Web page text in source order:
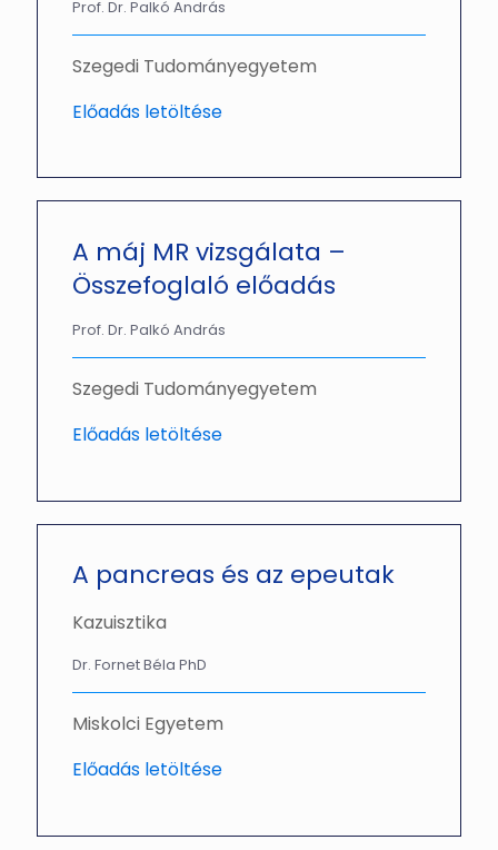
Prof. Dr. Palkó András
Szegedi Tudományegyetem
Előadás letöltése
A máj MR vizsgálata –
Összefoglaló előadás
Prof. Dr. Palkó András
Szegedi Tudományegyetem
Előadás letöltése
A pancreas és az epeutak
Kazuisztika
Dr. Fornet Béla PhD
Miskolci Egyetem
Előadás letöltése